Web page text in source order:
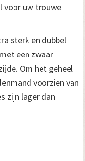
voor uw trouwe
sterk en dubbel
een zwaar
Om het geheel
voorzien van
zijn lager dan